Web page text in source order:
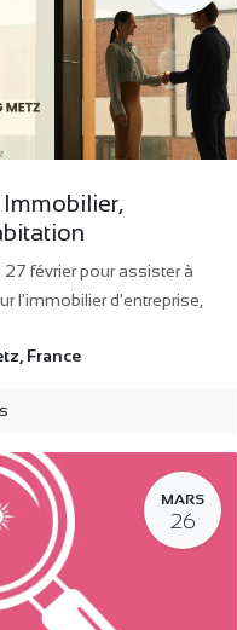
Immobilier,
février pour assister à
l'immobilier d'entreprise,
France
MARS
26